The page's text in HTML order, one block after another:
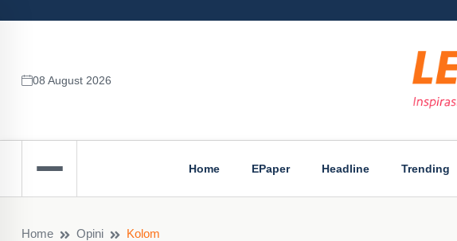
08 August 2026
Home EPaper Headline Trending
Home Opini Kolom